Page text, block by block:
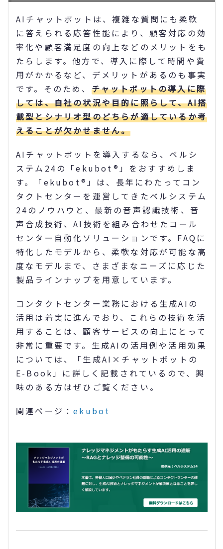
AIチャットボットは、複雑な質問にも柔軟
に答えられる応答性能により、顧客対応の効
率化や顧客満足度の向上などのメリットをも
たらします。他方で、導入に際して時間や費
用がかかるなど、デメリットがあるのも事実
です。そのため、 チャットボットの導入に際
しては、自社の状況や目的に照らして、AI搭
載型とシナリオ型のどちらが適しているか考
えることが欠かせません。
AIチャットボットを導入するなら、ベルシ
ステム24の「ekubot®」をおすすめしま
す。「ekubot®」は、長年にわたってコン
タクトセンターを運営してきたベルシステム
24のノウハウと、最新の音声認識技術、音
声合成技術、AI技術を組み合わせたコール
センター自動化ソリューションです。FAQに
特化したモデルから、柔軟な対応が可能な高
度なモデルまで、さまざまなニーズに応じた
製品ラインナップを用意しています。
コンタクトセンター業務における生成AIの
活用は着実に進んでおり、これらの技術を活
用することは、顧客サービスの向上にとって
非常に重要です。生成AIの活用例や活用効果
については、「生成AI×チャットボットの
E-Book」に詳しく記載されているので、興
味のある方はぜひご覧ください。
関連ページ：ekubot